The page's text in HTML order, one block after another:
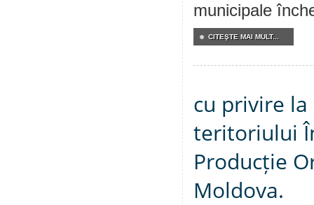
municipale
CITEŞTE MAI MULT...
cu privire
teritoriului
Producție
Moldova.